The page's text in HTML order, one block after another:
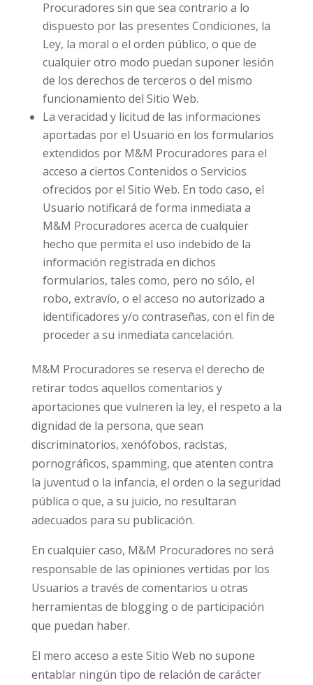
Procuradores sin que sea contrario a lo
dispuesto por las presentes Condiciones, la
Ley, la moral o el orden público, o que de
cualquier otro modo puedan suponer lesión
de los derechos de terceros o del mismo
funcionamiento del Sitio Web.
La veracidad y licitud de las informaciones
aportadas por el Usuario en los formularios
extendidos por M&M Procuradores para el
acceso a ciertos Contenidos o Servicios
ofrecidos por el Sitio Web. En todo caso, el
Usuario notificará de forma inmediata a
M&M Procuradores acerca de cualquier
hecho que permita el uso indebido de la
información registrada en dichos
formularios, tales como, pero no sólo, el
robo, extravío, o el acceso no autorizado a
identificadores y/o contraseñas, con el fin de
proceder a su inmediata cancelación.
M&M Procuradores se reserva el derecho de
retirar todos aquellos comentarios y
aportaciones que vulneren la ley, el respeto a la
dignidad de la persona, que sean
discriminatorios, xenófobos, racistas,
pornográficos, spamming, que atenten contra
la juventud o la infancia, el orden o la seguridad
pública o que, a su juicio, no resultaran
adecuados para su publicación.
En cualquier caso, M&M Procuradores no será
responsable de las opiniones vertidas por los
Usuarios a través de comentarios u otras
herramientas de blogging o de participación
que puedan haber.
El mero acceso a este Sitio Web no supone
entablar ningún tipo de relación de carácter